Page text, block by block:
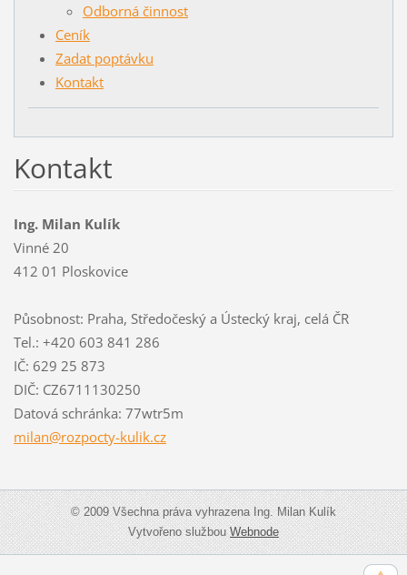
Odborná činnost
Ceník
Zadat poptávku
Kontakt
Kontakt
Ing. Milan Kulík
Vinné 20
412 01 Ploskovice
Působnost: Praha, Středočeský a Ústecký kraj, celá ČR
Tel.: +420 603 841 286
IČ: 629 25 873
DIČ: CZ6711130250
Datová schránka: 77wtr5m
milan@rozpocty-kulik.cz
© 2009 Všechna práva vyhrazena Ing. Milan Kulík
Vytvořeno službouWebnode